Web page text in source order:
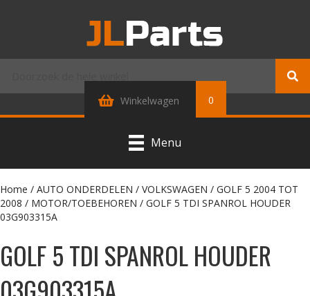
Winkelwagen 0
Menu
Home / AUTO ONDERDELEN / VOLKSWAGEN / GOLF 5 2004 TOT
2008 / MOTOR/TOEBEHOREN / GOLF 5 TDI SPANROL HOUDER
03G903315A
GOLF 5 TDI SPANROL HOUDER